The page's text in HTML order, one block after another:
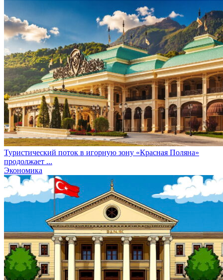
Туристический поток в игорную зону «Красная Поляна»
продолжает ...
Экономика